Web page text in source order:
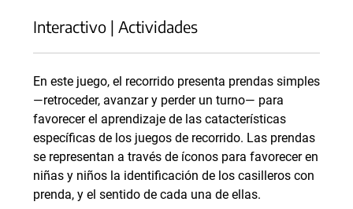
Interactivo | Actividades
En este juego, el recorrido presenta prendas simples
—retroceder, avanzar y perder un turno— para
favorecer el aprendizaje de las catacterísticas
específicas de los juegos de recorrido. Las prendas
se representan a través de íconos para favorecer en
niñas y niños la identificación de los casilleros con
prenda, y el sentido de cada una de ellas.